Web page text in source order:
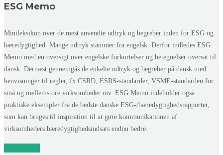
ESG Memo
Minileksikon over de mest anvendte udtryk og begreber inden for ESG og
bæredygtighed. Mange udtryk stammer fra engelsk. Derfor indledes ESG
Memo med en oversigt over engelske forkortelser og betegnelser oversat til
dansk. Dernæst gennemgås de enkelte udtryk og begreber på dansk med
henvisninger til regler, fx CSRD, ESRS-standarder, VSME-standarden for
små og mellemstore virksomheder mv. ESG Memo indeholder også
praktiske eksempler fra de bedste danske ESG-/bæredygtighedsrapporter,
som kan bruges til inspiration til at gøre kommunikationen af
virksomheders bæredygtighedsindsats endnu bedre.